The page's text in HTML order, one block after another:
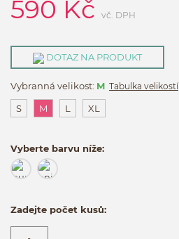
590 Kč vč. DPH
DOTAZ NA PRODUKT
Vybranná velikost: M Tabulka velikostí
S M L XL
Vyberte barvu níže:
Zadejte počet kusů: